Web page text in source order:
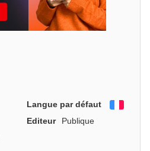
Langue par défaut
Editeur
Publique